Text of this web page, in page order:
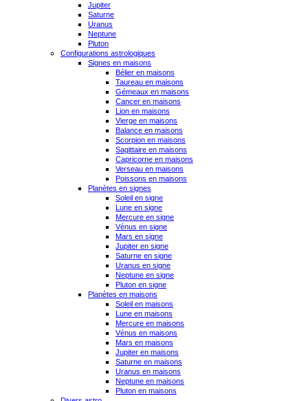
Jupiter
Saturne
Uranus
Neptune
Pluton
Configurations astrologiques
Signes en maisons
Bélier en maisons
Taureau en maisons
Gémeaux en maisons
Cancer en maisons
Lion en maisons
Vierge en maisons
Balance en maisons
Scorpion en maisons
Sagittaire en maisons
Capricorne en maisons
Verseau en maisons
Poissons en maisons
Planètes en signes
Soleil en signe
Lune en signe
Mercure en signe
Vénus en signe
Mars en signe
Jupiter en signe
Saturne en signe
Uranus en signe
Neptune en signe
Pluton en signe
Planètes en maisons
Soleil en maisons
Lune en maisons
Mercure en maisons
Vénus en maisons
Mars en maisons
Jupiter en maisons
Saturne en maisons
Uranus en maisons
Neptune en maisons
Pluton en maisons